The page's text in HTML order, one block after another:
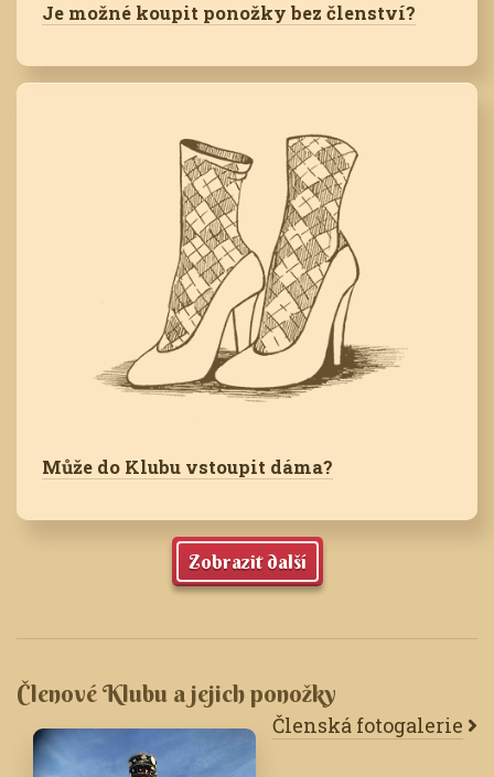
Je možné koupit ponožky bez členství?
Může do Klubu vstoupit dáma?
Zobrazit další
Členové Klubu a jejich ponožky
Členská fotogalerie